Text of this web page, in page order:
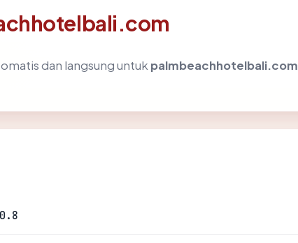
dan langsung untuk palmbeachhotelbali.com